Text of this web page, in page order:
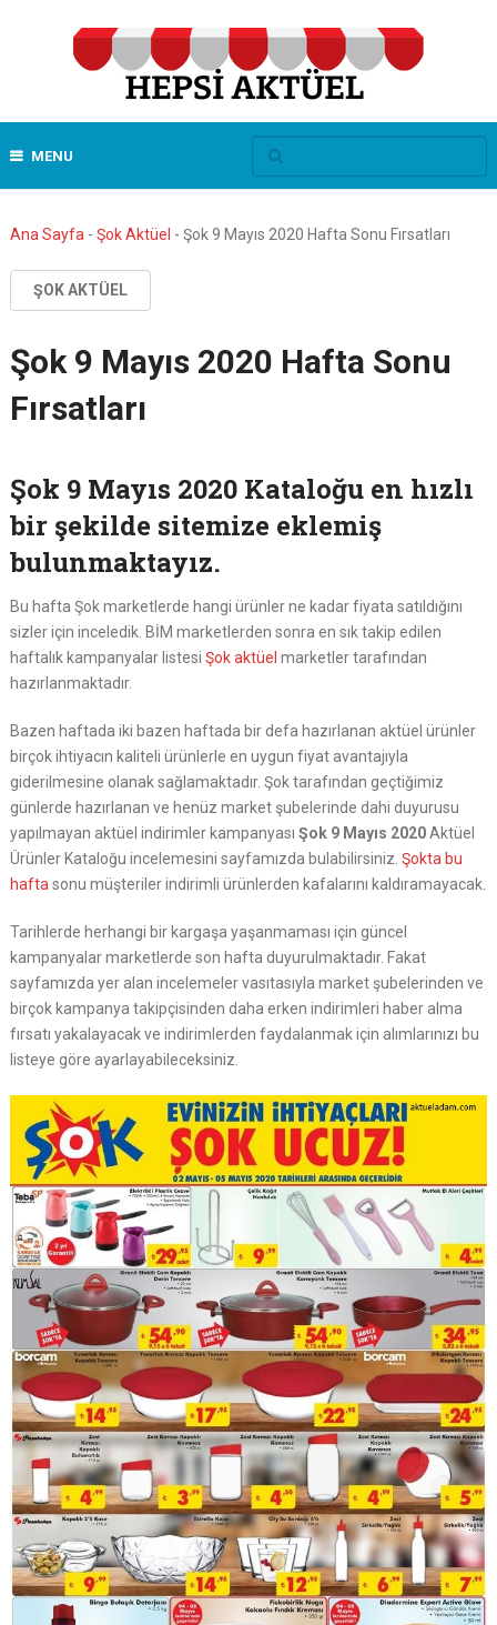
MENU
Ana Sayfa - Şok Aktüel - Şok 9 Mayıs 2020 Hafta Sonu Fırsatları
ŞOK AKTÜEL
Şok 9 Mayıs 2020 Hafta Sonu
Fırsatları
Şok 9 Mayıs 2020 Kataloğu en hızlı
bir şekilde sitemize eklemiş
bulunmaktayız.
Bu hafta Şok marketlerde hangi ürünler ne kadar fiyata satıldığını
sizler için inceledik. BİM marketlerden sonra en sık takip edilen
haftalık kampanyalar listesi Şok aktüel marketler tarafından
hazırlanmaktadır.
Bazen haftada iki bazen haftada bir defa hazırlanan aktüel ürünler
birçok ihtiyacın kaliteli ürünlerle en uygun fiyat avantajıyla
giderilmesine olanak sağlamaktadır. Şok tarafından geçtiğimiz
günlerde hazırlanan ve henüz market şubelerinde dahi duyurusu
yapılmayan aktüel indirimler kampanyası Şok 9 Mayıs 2020Aktüel
Ürünler Kataloğu incelemesini sayfamızda bulabilirsiniz. Şokta bu
hafta sonu müşteriler indirimli ürünlerden kafalarını kaldıramayacak.
Tarihlerde herhangi bir kargaşa yaşanmaması için güncel
kampanyalar marketlerde son hafta duyurulmaktadır. Fakat
sayfamızda yer alan incelemeler vasıtasıyla market şubelerinden ve
birçok kampanya takipçisinden daha erken indirimleri haber alma
fırsatı yakalayacak ve indirimlerden faydalanmak için alımlarınızı bu
listeye göre ayarlayabileceksiniz.